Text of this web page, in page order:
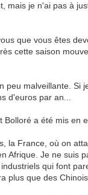
mais je n'ai pas à
que vous êtes
cette saison
peu malveillante. Si
d'euros par an...
Bolloré a été mis en
la France, où on
Afrique. Je ne suis
qui font
plus que des